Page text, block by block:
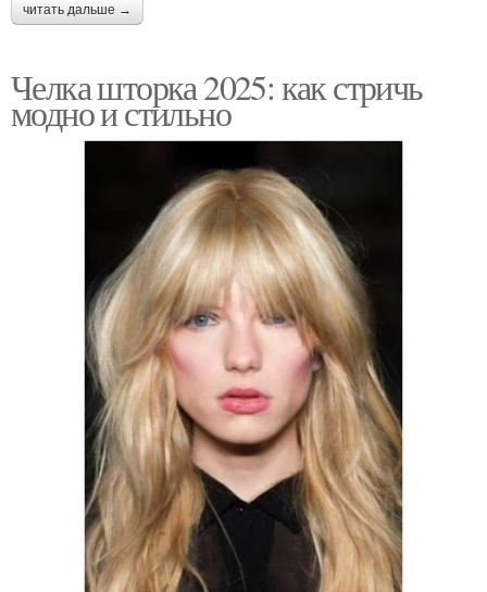
читать дальше →
Челка шторка 2025: как стричь
модно и стильно